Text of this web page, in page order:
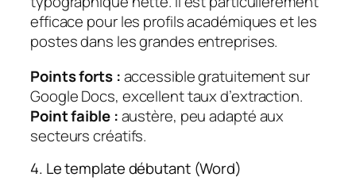
efficace pour les profils académiques et les
postes dans les grandes entreprises.
Points forts :accessible gratuitement sur
Google Docs, excellent taux d’extraction.
Point faible :austère, peu adapté aux
secteurs créatifs.
4. Le template débutant (Word)